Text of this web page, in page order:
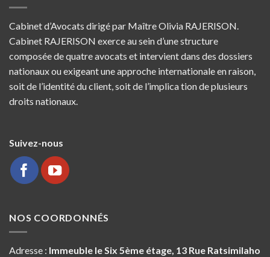
Cabinet d’Avocats dirigé par Maître Olivia RAJERISON.
Cabinet RAJERISON exerce au sein d’une structure
composée de quatre avocats et intervient dans des dossiers
nationaux ou exigeant une approche internationale en raison,
soit de l’identité du client, soit de l’implica tion de plusieurs
droits nationaux.
Suivez-nous
NOS COORDONNÉS
Adresse : Immeuble le Six 5ème étage, 13 Rue Ratsimilaho